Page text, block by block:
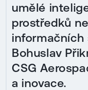
umělé
prostředků
informačních
Bohuslav
CSG
a inovace.